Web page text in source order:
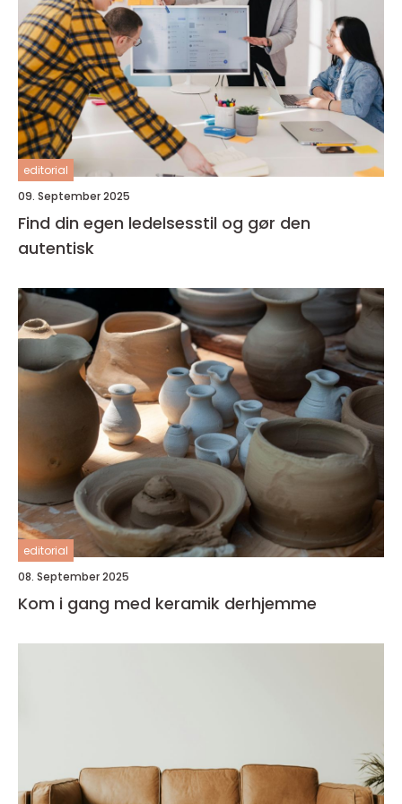
editorial
09. September 2025
Find din egen ledelsesstil og gør den
autentisk
editorial
08. September 2025
Kom i gang med keramik derhjemme